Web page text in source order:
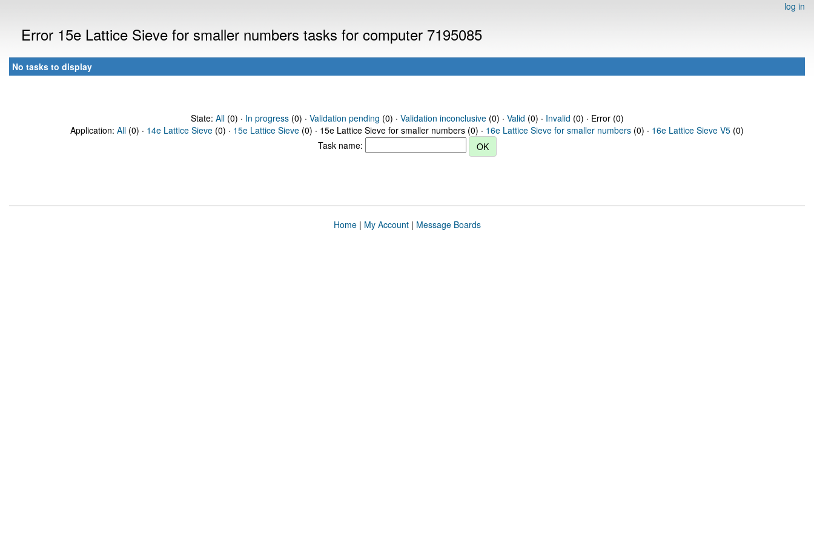
log in
Error 15e Lattice Sieve for smaller numbers tasks for computer 7195085
No tasks to display
State: All(0) · In progress(0) · Validation pending (0) · Validation inconclusive(0) · Valid (0) · Invalid (0) · Error (0)
Application: All (0) · 14e Lattice Sieve (0) · 15e Lattice Sieve (0) · 15e Lattice Sieve for smaller numbers (0) · 16e Lattice Sieve for smaller numbers (0) · 16e Lattice Sieve V5 (0)
Task name:
Home| My Account| Message Boards